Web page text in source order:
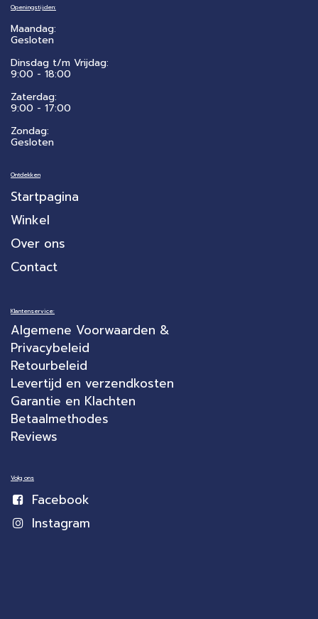
Openingstijden:
Maandag:
Gesloten
Dinsdag t/m Vrijdag:
9:00 - 18:00
Zaterdag:
​9:00 - 17:00
Zondag:
Gesloten
Ontdekken
Startpagina
Winkel
Over ons
Contact
Klantenservice:
Algemene Voorwaarden &
Privacybeleid
Retourbeleid
Levertijd en verzendkosten
Garantie en Klachten
Betaalmethodes
Reviews
Volg ons
Facebook
Instagram